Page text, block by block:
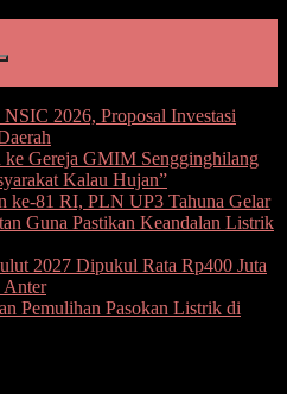
2026, Proposal Investasi
Gereja GMIM Sengginghilang
Kalau Hujan”
ke-81 RI, PLN UP3 Tahuna Gelar
Guna Pastikan Keandalan Listrik
2027 Dipukul Rata Rp400 Juta
Anter
Pemulihan Pasokan Listrik di